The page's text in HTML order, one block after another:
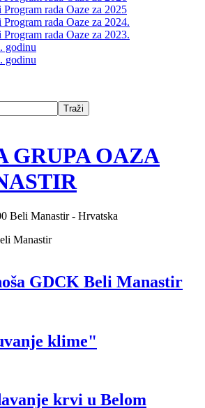
rada Oaze za 2025
rada Oaze za 2024.
rada Oaze za 2023.
godinu
godinu
GRUPA OAZA
Beli Manastir - Hrvatska
Manastir
GDCK Beli Manastir
klime"
krvi u Belom